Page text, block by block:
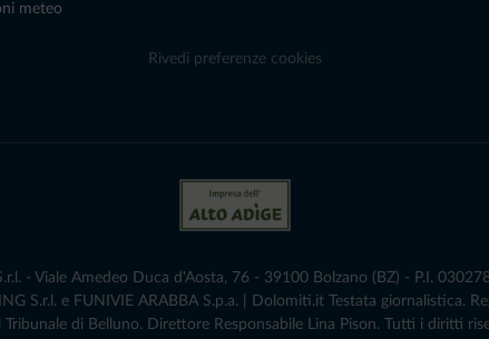
meteo
Rivedi preferenze cookies
- Viale Amedeo Duca d'Aosta, 76 - 39100 Bolzano (BZ) - P.I.
S.r.l. e FUNIVIE ARABBA S.p.a. | Dolomiti.it Testata giornalistica.
Tribunale di Belluno.­ Direttore Responsabile Lina Pison. Tutti i diritti